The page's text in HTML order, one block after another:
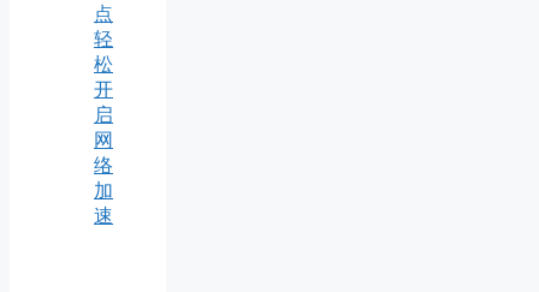
点
轻
松
开
启
网
络
加
速